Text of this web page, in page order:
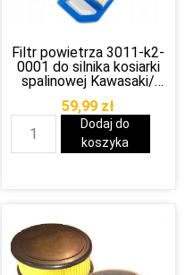
Filtr powietrza 3011-k2-
0001 do silnika kosiarki
spalinowej Kawasaki/
59,99 zł
Dodaj do
koszyka